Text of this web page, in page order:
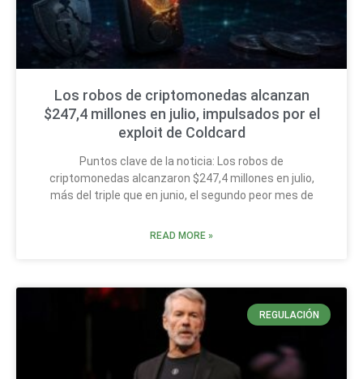
Los robos de criptomonedas alcanzan
$247,4 millones en julio, impulsados por el
exploit de Coldcard
Puntos clave de la noticia: Los robos de
criptomonedas alcanzaron $247,4 millones en julio,
más del triple que en junio, el segundo peor mes de
READ MORE »
REGULACIÓN